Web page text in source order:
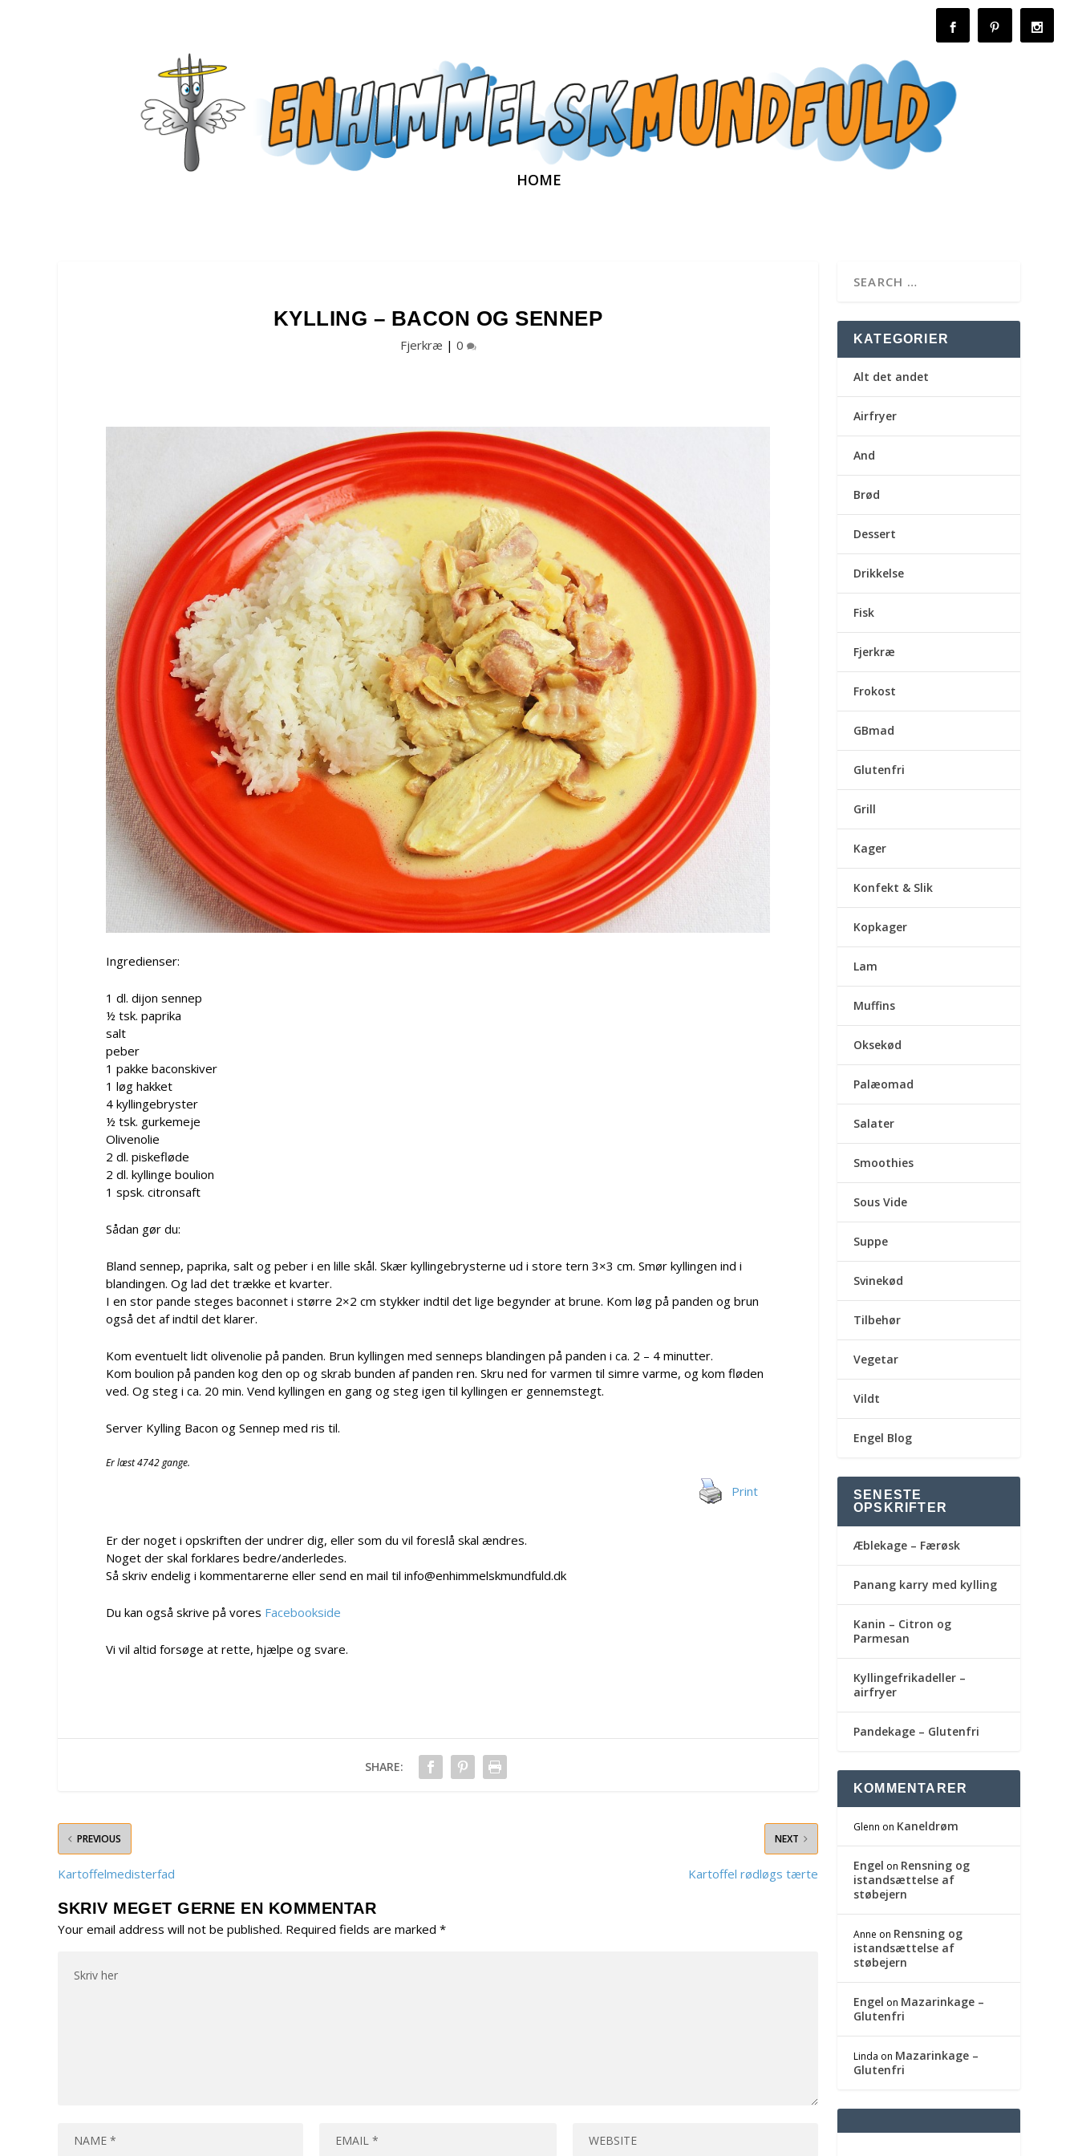
HOME
KYLLING – BACON OG SENNEP
Fjerkræ | 0
Ingredienser:
1 dl. dijon sennep
½ tsk. paprika
salt
peber
1 pakke baconskiver
1 løg hakket
4 kyllingebryster
½ tsk. gurkemeje
Olivenolie
2 dl. piskefløde
2 dl. kyllinge boulion
1 spsk. citronsaft
Sådan gør du:
Bland sennep, paprika, salt og peber i en lille skål. Skær kyllingebrysterne ud i store tern 3×3 cm. Smør kyllingen ind i
blandingen. Og lad det trække et kvarter.
I en stor pande steges baconnet i større 2×2 cm stykker indtil det lige begynder at brune. Kom løg på panden og brun
også det af indtil det klarer.
Kom eventuelt lidt olivenolie på panden. Brun kyllingen med senneps blandingen på panden i ca. 2 – 4 minutter.
Kom boulion på panden kog den op og skrab bunden af panden ren. Skru ned for varmen til simre varme, og kom fløden
ved. Og steg i ca. 20 min. Vend kyllingen en gang og steg igen til kyllingen er gennemstegt.
Server Kylling Bacon og Sennep med ris til.
Er læst 4742 gange.
Print
Er der noget i opskriften der undrer dig, eller som du vil foreslå skal ændres.
Noget der skal forklares bedre/anderledes.
Så skriv endelig i kommentarerne eller send en mail til info@enhimmelskmundfuld.dk
Du kan også skrive på vores Facebookside
Vi vil altid forsøge at rette, hjælpe og svare.
SHARE:
PREVIOUS
Kartoffelmedisterfad
NEXT
Kartoffel rødløgs tærte
SKRIV MEGET GERNE EN KOMMENTAR
Your email address will not be published. Required fields are marked *
KATEGORIER
Alt det andet
Airfryer
And
Brød
Dessert
Drikkelse
Fisk
Fjerkræ
Frokost
GBmad
Glutenfri
Grill
Kager
Konfekt & Slik
Kopkager
Lam
Muffins
Oksekød
Palæomad
Salater
Smoothies
Sous Vide
Suppe
Svinekød
Tilbehør
Vegetar
Vildt
Engel Blog
SENESTE
OPSKRIFTER
Æblekage – Færøsk
Panang karry med kylling
Kanin – Citron og
Parmesan
Kyllingefrikadeller –
airfryer
Pandekage – Glutenfri
KOMMENTARER
Glenn on Kaneldrøm
Engel on Rensning og
istandsættelse af
støbejern
Anne on Rensning og
istandsættelse af
støbejern
Engel on Mazarinkage –
Glutenfri
Linda on Mazarinkage –
Glutenfri